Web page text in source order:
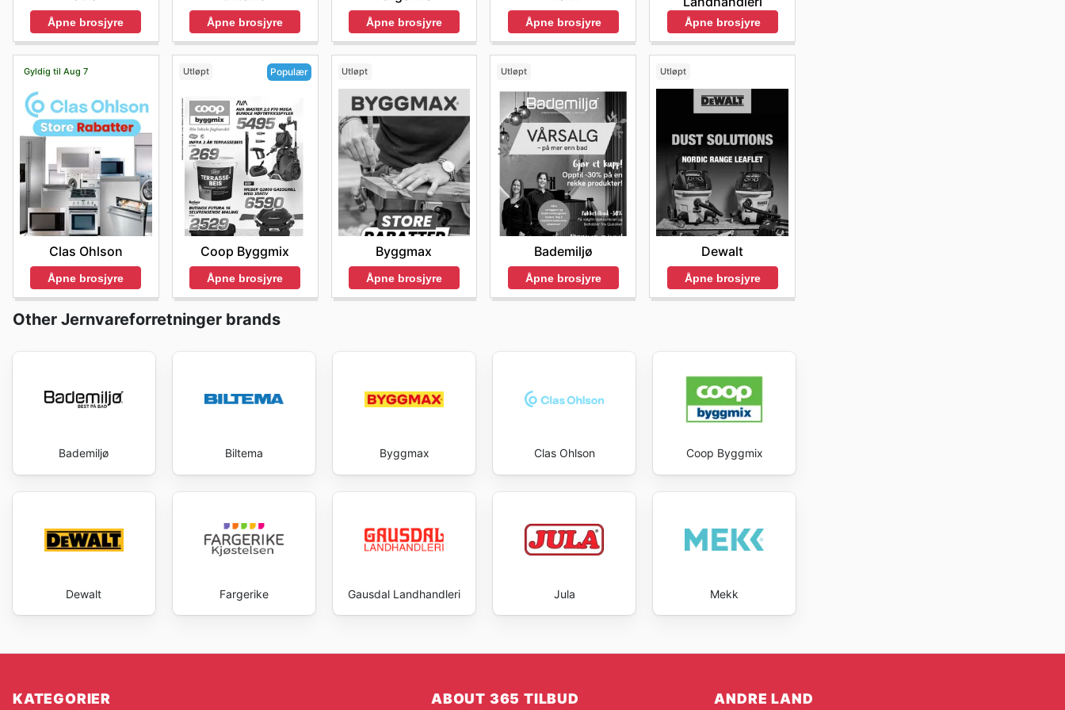
Åpne brosjyre Åpne brosjyre Åpne brosjyre Åpne brosjyre Åpne brosjyre
Gyldig til Aug 7
Clas Ohlson
Åpne brosjyre
Utløpt Populær
Coop Byggmix
Åpne brosjyre
Utløpt
Byggmax
Åpne brosjyre
Utløpt
Bademiljø
Åpne brosjyre
Utløpt
Dewalt
Åpne brosjyre
Other Jernvareforretninger brands
Bademiljø Biltema Byggmax Clas Ohlson Coop Byggmix
Dewalt Fargerike Gausdal Landhandleri Jula Mekk
KATEGORIER ABOUT 365 TILBUD ANDRE LAND